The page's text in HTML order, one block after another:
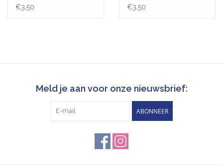
Dubbele kaart +
€3,50
Envelop
€3,50
Meld je aan voor onze nieuwsbrief:
ABONNEER